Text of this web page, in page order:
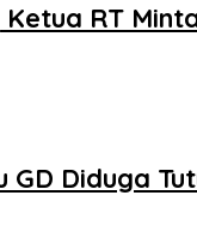
RT
Diduga